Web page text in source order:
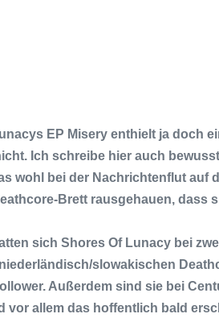
s EP Misery enthielt ja doch
Ich schreibe hier auch
wohl bei der Nachrichtenflut auf
Brett rausgehauen, dass
sich Shores Of Lunacy bei
slowakischen
Außerdem sind sie bei
vor allem das hoffentlich bald